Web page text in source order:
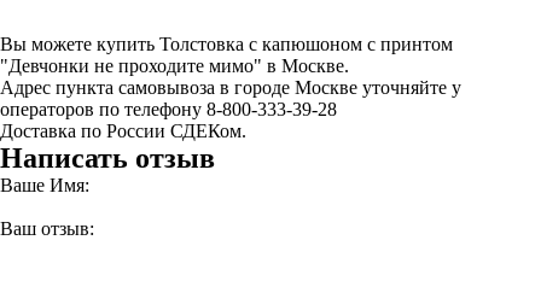
Вы можете купить Толстовка с капюшоном с принтом
"Девчонки не проходите мимо" в Москве.
Адрес пункта самовывоза в городе Москве уточняйте у
операторов по телефону 8-800-333-39-28
Доставка по России СДЕКом.
Написать отзыв
Ваше Имя:
Ваш отзыв: